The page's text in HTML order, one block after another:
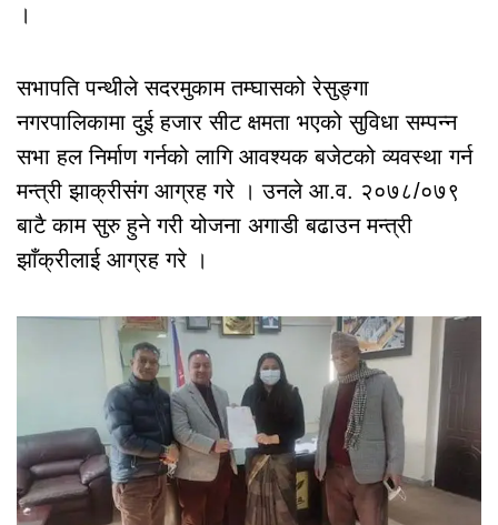
।
सभापति पन्थीले सदरमुकाम तम्घासको रेसुङ्गा
नगरपालिकामा दुई हजार सीट क्षमता भएको सुविधा सम्पन्न
सभा हल निर्माण गर्नको लागि आवश्यक बजेटको व्यवस्था गर्न
मन्त्री झाक्रीसंग आग्रह गरे । उनले आ.व. २०७८/०७९
बाटै काम सुरु हुने गरी योजना अगाडी बढाउन मन्त्री
झाँक्रीलाई आग्रह गरे ।